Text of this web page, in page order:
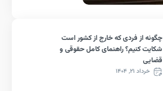
چگونه از فردی که خارج از کشور است
شکایت کنیم؟ راهنمای کامل حقوقی و
قضایی
خرداد ۲۱, ۱۴۰۴